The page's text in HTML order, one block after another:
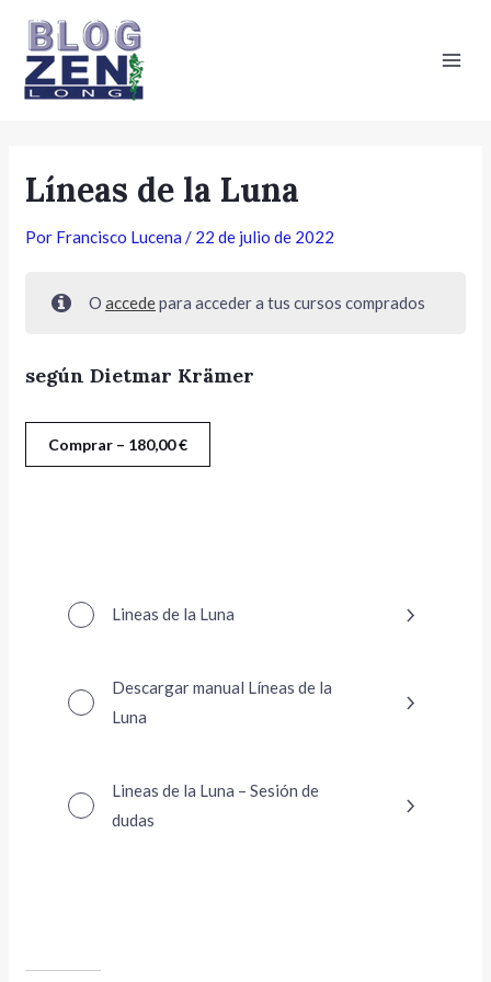
contenido
Líneas de la Luna
Por Francisco Lucena/ 22 de julio de 2022
O accedepara acceder a tus cursos comprados
según Dietmar Krämer
Comprar – 180,00€
Lineas de la Luna
Descargar manual Líneas de la
Luna
Lineas de la Luna – Sesión de
dudas
de
entradas